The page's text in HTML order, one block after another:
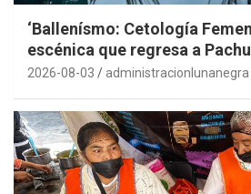
‘Ballenísmo: Cetología
escénica que regresa a
2026-08-03 administracionlunanegra